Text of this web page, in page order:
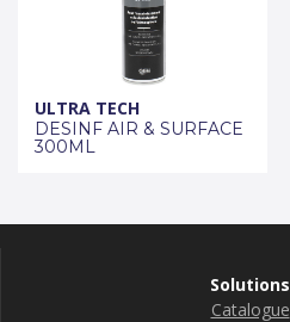
ULTRA TECH
DESINF AIR & SURFACE
300ML
Solutions
Catalogue